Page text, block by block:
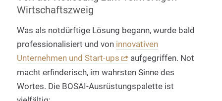
Wirtschaftszweig
Was als notdürftige Lösung begann, wurde bald
professionalisiert und von innovativen
Unternehmen und Start-ups
aufgegriffen. Not
macht erfinderisch, im wahrsten Sinne des
Wortes. Die BOSAI-Ausrüstungspalette ist